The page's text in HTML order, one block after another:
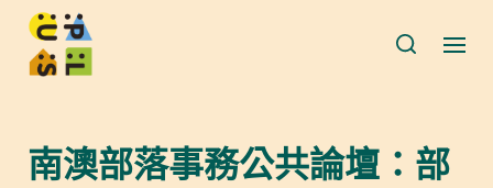
南澳部落事務公共論壇：部